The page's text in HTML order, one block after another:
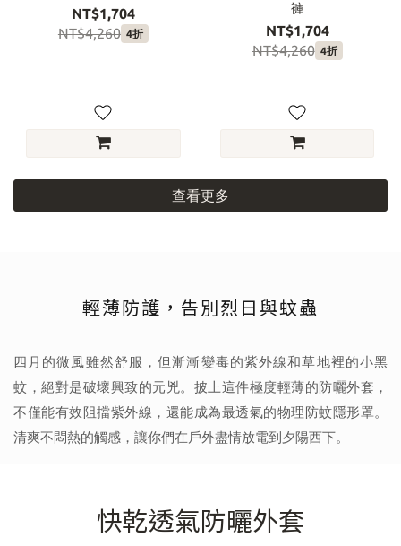
NT$1,704
NT$4,260 4折
褲
NT$1,704
NT$4,260 4折
查看更多
輕薄防護，告別烈日與蚊蟲
四月的微風雖然舒服，但漸漸變毒的紫外線和草地裡的小黑
蚊，絕對是破壞興致的元兇。披上這件極度輕薄的防曬外套，
不僅能有效阻擋紫外線，還能成為最透氣的物理防蚊隱形罩。
清爽不悶熱的觸感，讓你們在戶外盡情放電到夕陽西下。
快乾透氣防曬外套